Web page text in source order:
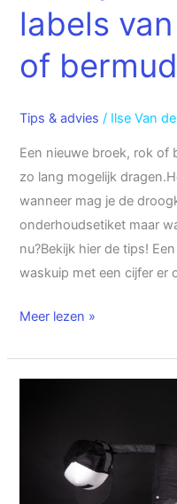
labels
of
Tips & advies / Ilse Van
Een nieuwe broek, rok of
zo lang mogelijk
wanneer mag je de
onderhoudsetiket maar
nu?Bekijk hier de tips!
waskuip met een cijfer er
Meer lezen »